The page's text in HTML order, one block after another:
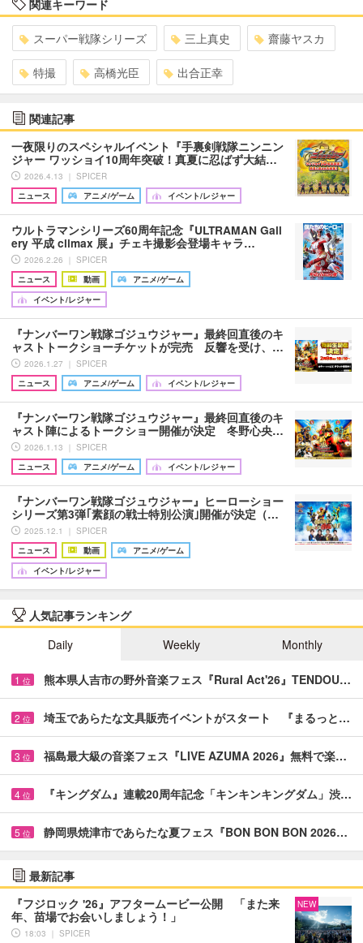
関連キーワード
スーパー戦隊シリーズ 三上真史 齋藤ヤスカ
特撮 高橋光臣 出合正幸
関連記事
一夜限りのスペシャルイベント『手裏剣戦隊ニンニン
ジャー ワッショイ10周年突破！真夏に忍ばず大結…
2026.4.13 ｜ SPICER
ニュース
アニメ/ゲーム イベント/レジャー
ウルトラマンシリーズ60周年記念『ULTRAMAN Gall
ery 平成 climax 展』チェキ撮影会登場キャラ…
2026.2.26 ｜ SPICER
ニュース
動画
アニメ/ゲーム
イベント/レジャー
『ナンバーワン戦隊ゴジュウジャー』最終回直後のキ
ャストトークショーチケットが完売 反響を受け、…
2026.1.27 ｜ SPICER
ニュース
アニメ/ゲーム イベント/レジャー
『ナンバーワン戦隊ゴジュウジャー』最終回直後のキ
ャスト陣によるトークショー開催が決定 冬野心央…
2026.1.13 ｜ SPICER
ニュース
アニメ/ゲーム イベント/レジャー
『ナンバーワン戦隊ゴジュウジャー』ヒーローショー
シリーズ第3弾｢素顔の戦士特別公演｣開催が決定（…
2025.12.1 ｜ SPICER
ニュース
動画
アニメ/ゲーム
イベント/レジャー
人気記事ランキング
Daily
Weekly Monthly
1 位 熊本県人吉市の野外音楽フェス『Rural Act'26』TENDOU…
2 位 埼玉であらたな文具販売イベントがスタート 『まるっと…
3 位 福島最大級の音楽フェス『LIVE AZUMA 2026』無料で楽…
4 位 『キングダム』連載20周年記念「キンキンキングダム」渋…
5 位 静岡県焼津市であらたな夏フェス『BON BON BON 2026…
最新記事
『フジロック '26』アフタームービー公開 「また来
年、苗場でお会いしましょう！」
18:03 ｜ SPICER
NEW